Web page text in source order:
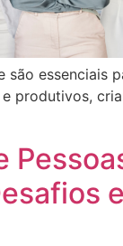
são essenciais
produtivos,
e